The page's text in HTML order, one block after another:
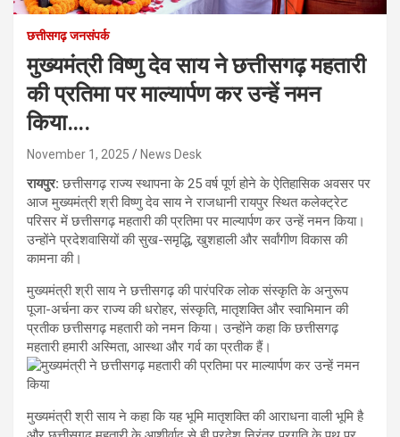
छत्तीसगढ़ जनसंपर्क
मुख्यमंत्री विष्णु देव साय ने छत्तीसगढ़ महतारी
की प्रतिमा पर माल्यार्पण कर उन्हें नमन
किया….
November 1, 2025 News Desk
रायपुर: छत्तीसगढ़ राज्य स्थापना के 25 वर्ष पूर्ण होने के ऐतिहासिक अवसर पर
आज मुख्यमंत्री श्री विष्णु देव साय ने राजधानी रायपुर स्थित कलेक्ट्रेट
परिसर में छत्तीसगढ़ महतारी की प्रतिमा पर माल्यार्पण कर उन्हें नमन किया।
उन्होंने प्रदेशवासियों की सुख-समृद्धि, खुशहाली और सर्वांगीण विकास की
कामना की।
मुख्यमंत्री श्री साय ने छत्तीसगढ़ की पारंपरिक लोक संस्कृति के अनुरूप
पूजा-अर्चना कर राज्य की धरोहर, संस्कृति, मातृशक्ति और स्वाभिमान की
प्रतीक छत्तीसगढ़ महतारी को नमन किया। उन्होंने कहा कि छत्तीसगढ़
महतारी हमारी अस्मिता, आस्था और गर्व का प्रतीक हैं।
मुख्यमंत्री श्री साय ने कहा कि यह भूमि मातृशक्ति की आराधना वाली भूमि है